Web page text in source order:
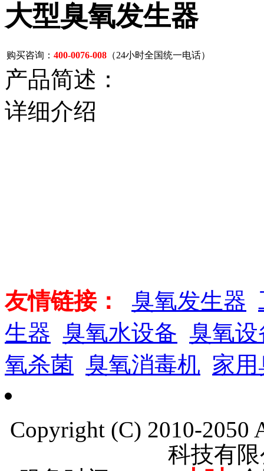
大型臭氧发生器
购买咨询： 400-0076-008 （24小时全国统一电话）
产品简述：
详细介绍
友情链接： 臭氧发生器
生器 臭氧水设备 臭氧设
氧杀菌 臭氧消毒机 家
Copyright (C) 2010-2050
科技有